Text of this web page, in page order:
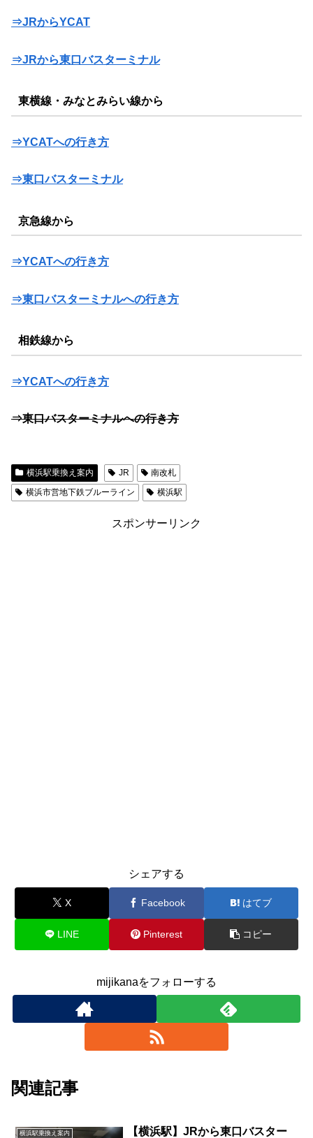
⇒JRからYCAT
⇒JRから東口バスターミナル
東横線・みなとみらい線から
⇒YCATへの行き方
⇒東口バスターミナル
京急線から
⇒YCATへの行き方
⇒東口バスターミナルへの行き方
相鉄線から
⇒YCATへの行き方
⇒東口バスターミナルへの行き方
横浜駅乗換え案内 JR
南改札
横浜市営地下鉄ブルーライン
横浜駅
スポンサーリンク
シェアする
X Facebook はてブ
LINE Pinterest コピー
mijikanaをフォローする
関連記事
横浜駅乗換え案内
【横浜駅】JRから東口バスター